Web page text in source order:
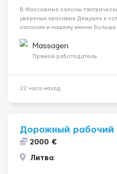
В Массажные салоны
увереных красивых Девушек к
салонам и нашему имени больше
заработная плата 💚Мы
incall / Out...
Massagen
Прямой работодатель
22 часа назад
Дорожный рабочий
2000 €
Литва